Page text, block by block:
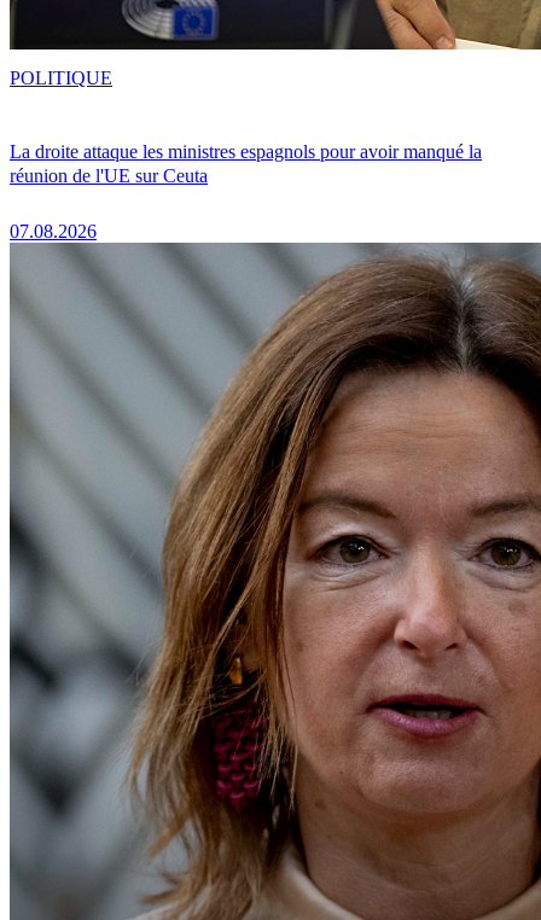
La droite attaque les ministres espagnols pour avoir manqué la
réunion de l'UE sur Ceuta
07.08.2026
POLITIQUE